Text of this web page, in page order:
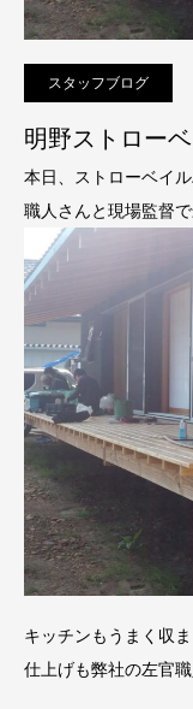
スタッフブログ
明野ストロー
本日、ストローベイ
職人さんと現場監督
キッチンもうまく収
仕上げも弊社の左官